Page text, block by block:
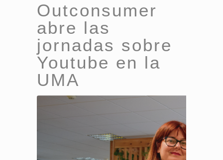
Outconsumer
abre las
jornadas sobre
Youtube en la
UMA